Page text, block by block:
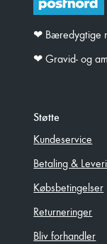
❤︎ Bæredygtige
❤︎ Gravid- og
Støtte
Kundeservice
Betaling &
Købsbetingelser
Returneringer
Bliv forhandler